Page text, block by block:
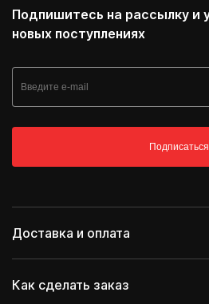
Подпишитесь на рассылку и
новых поступлениях
Подписаться
Доставка и оплата
Как сделать заказ